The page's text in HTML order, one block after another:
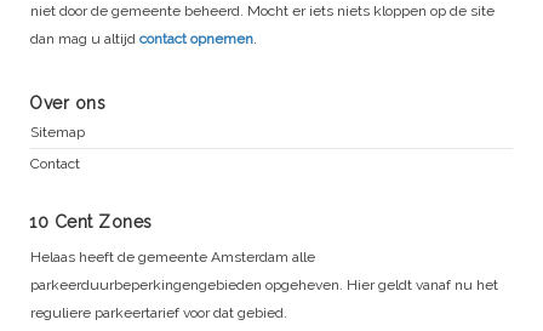
niet door de gemeente beheerd. Mocht er iets niets kloppen op de site
dan mag u altijd contact opnemen
Over ons
Sitemap
Contact
10 Cent Zones
Helaas heeft de gemeente Amsterdam alle
parkeerduurbeperkingengebieden opgeheven. Hier geldt vanaf nu het
reguliere parkeertarief voor dat gebied.